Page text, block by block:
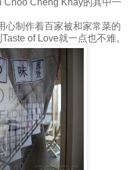
Choo Cheng Khay的其中一
心制作着百家被和家常菜的
of Love就一点也不难。